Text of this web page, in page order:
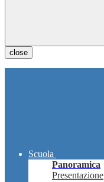
close
Scuola
Panoramica
Presentazione